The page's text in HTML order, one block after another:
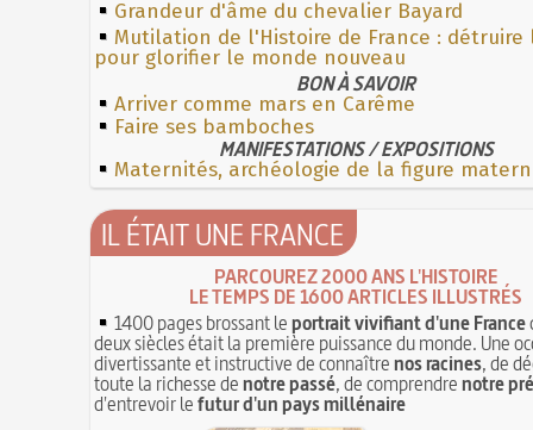
Grandeur d'âme du chevalier Bayard
Mutilation de l'Histoire de France : détruire
pour glorifier le monde nouveau
BON À SAVOIR
Arriver comme mars en Carême
Faire ses bamboches
MANIFESTATIONS / EXPOSITIONS
Maternités, archéologie de la figure
IL ÉTAIT UNE FRANCE
PARCOUREZ 2000 ANS L'HISTOIRE
LE TEMPS DE 1600 ARTICLES ILLUSTRÉS
1400 pages brossant leportrait vivifiant d'une France
deux siècles était la première puissance du monde. Une
divertissante et instructive de connaîtrenos racines, de
toute la richesse denotre passé, de comprendrenotre
d'entrevoir lefutur d'un pays millénaire